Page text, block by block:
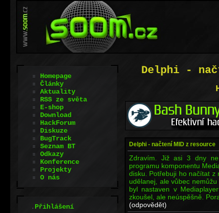
Delphi -
Delphi - načtení MID z resource
Zdravím. Již asi 3 dny
programu komponentu
disku. Potřebuji ho načítat z
udělanej, ale vůbec
byl nastaven v
zkoušel, ale neúspěšně.
(odpovědět)
Homepage
Články
Aktuality
RSS ze světa
E-shop
Download
HackForum
Diskuze
BugTrack
Seznam BT
Odkazy
Konference
Projekty
O nás
.Přihlášení